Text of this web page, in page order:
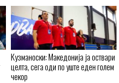
Кузманоски: Македонија ја оствари
целта, сега оди по уште еден голем
чекор